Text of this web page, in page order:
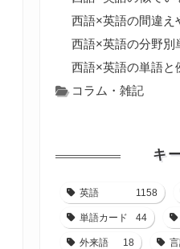
西語×英語の間違え
西語×英語の分野別
西語×英語の単語と
コラム・雑記
キ
英語 1158
単語カード 44
外来語 18